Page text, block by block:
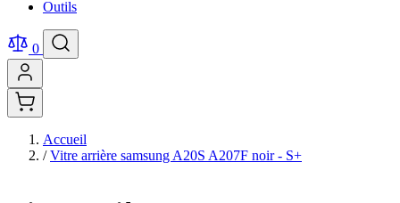
Outils
0
Accueil
/ Vitre arrière samsung A20S A207F noir - S+